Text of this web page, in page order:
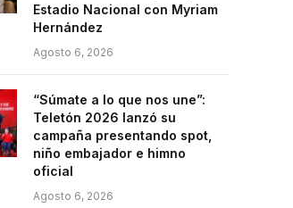
Estadio Nacional con Myriam
Hernández
Agosto 6, 2026
“Súmate a lo que nos une”:
Teletón 2026 lanzó su
campaña presentando spot,
niño embajador e himno
oficial
Agosto 6, 2026